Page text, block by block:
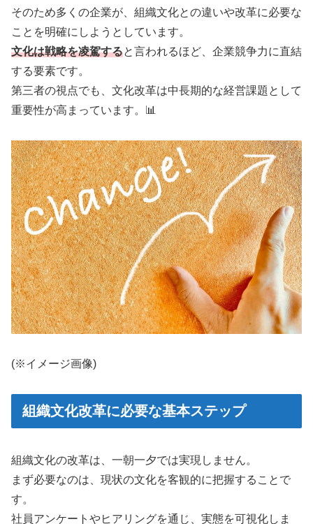
そのため多くの企業が、組織文化との違いや改革に必要な
ことを明確にしようとしています。
文化は戦略を凌駕すると言われるほど、企業競争力に直結
する要素です。
第三者の視点でも、文化改革は中長期的な経営課題として
重要性が高まっています。📊
(※イメージ画像)
組織文化改革に必要な基本ステップ
組織文化の改革は、一朝一夕では実現しません。
まず必要なのは、現状の文化を客観的に把握することで
す。
社員アンケートやヒアリングを通じ、実態を可視化しま